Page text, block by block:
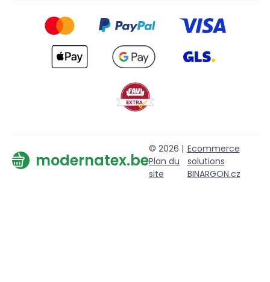
modernatex.be
© 2026 |
Plan du
site
Ecommerce
solutions
BINARGON.cz